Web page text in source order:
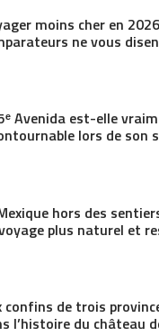
moins cher en
ne vous
Avenida est-elle
lors de son
hors des
plus naturel et
confins de trois
l’histoire du château